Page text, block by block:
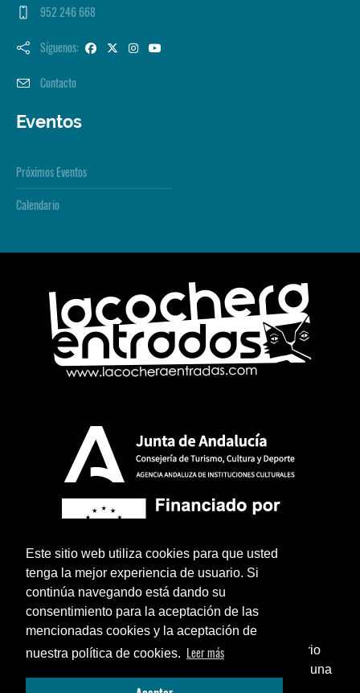
Este sitio web utiliza cookies para que usted
tenga la mejor experiencia de usuario. Si
continúa navegando está dando su
consentimiento para la aceptación de las
mencionadas cookies y la aceptación de
nuestra política de cookies. Leer más
¿Sabías que puedes añadir un icono en el escritorio
de tu teléfono para utilizar esta web como si fuese una
952 246 668
Síguenos:
Contacto
Eventos
Próximos Eventos
Calendario
Aviso legal Política de privacidad Términos y condiciones legales